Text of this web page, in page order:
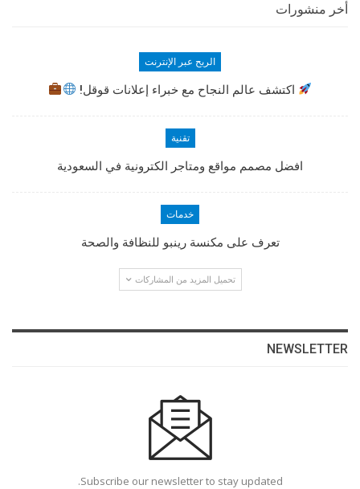
أخر منشورات
الربح عبر الإنترنت
اكتشف عالم النجاح مع خبراء إعلانات قوقل!
تقنية
افضل مصمم مواقع ومتاجر الكترونية في السعودية
خدمات
تعرف على مكنسة رينبو للنظافة والصحة
تحميل المزيد من المشاركات
NEWSLETTER
Subscribe our newsletter to stay updated.